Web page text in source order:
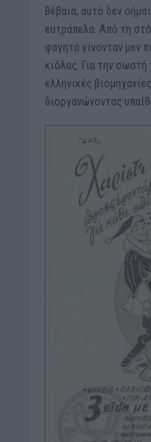
Βέβαια, αυτό δεν
ευτράπελα. Από τη
φαγητά γίνονταν μεν
κιόλας. Για την
ελληνικές
διοργανώνοντας